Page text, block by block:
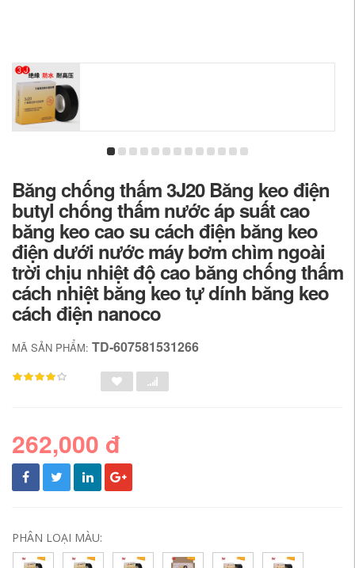
Băng chống thấm 3J20 Băng keo điện
butyl chống thấm nước áp suất cao
băng keo cao su cách điện băng keo
điện dưới nước máy bơm chìm ngoài
trời chịu nhiệt độ cao băng chống thấm
cách nhiệt băng keo tự dính băng keo
cách điện nanoco
MÃ SẢN PHẨM: TD-607581531266
262,000 đ
PHÂN LOẠI MÀU: